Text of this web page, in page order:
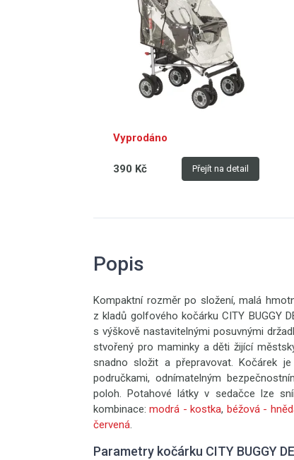
Vyprodáno
390 Kč Přejít na detail
Popis
Kompaktní rozměr po složení, malá
z kladů golfového kočárku CITY BUGGY
s výškově nastavitelnými posuvnými
stvořený pro maminky a děti žijící
snadno složit a přepravovat. Kočárek
područkami, odnímatelným
poloh. Potahové látky v sedačce lze
kombinace:modrá - kostka, béžová -
červená.
Parametry kočárku CITY BUGGY